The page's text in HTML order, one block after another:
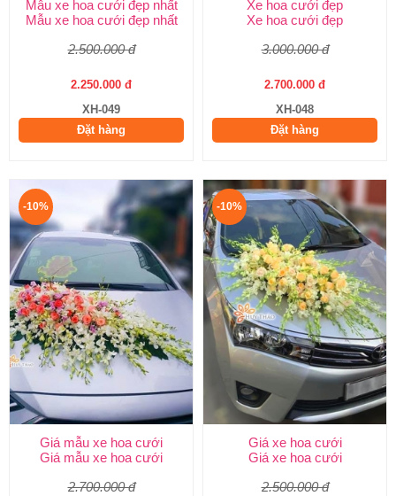
Mẫu xe hoa cưới đẹp nhất
Mẫu xe hoa cưới đẹp nhất
2.500.000 đ
2.250.000 đ
XH-049
Đặt hàng
Xe hoa cưới đẹp
Xe hoa cưới đẹp
3.000.000 đ
2.700.000 đ
XH-048
Đặt hàng
-10%
Giá mẫu xe hoa cưới
Giá mẫu xe hoa cưới
2.700.000 đ
-10%
Giá xe hoa cưới
Giá xe hoa cưới
2.500.000 đ